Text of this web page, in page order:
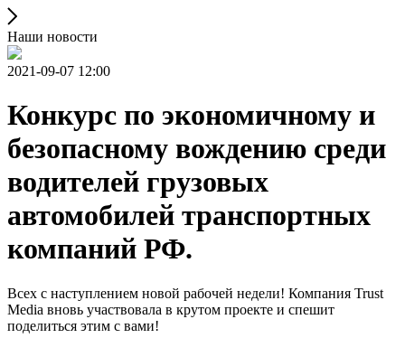
Наши новости
2021-09-07 12:00
Конкурс по экономичному и
безопасному вождению среди
водителей грузовых
автомобилей транспортных
компаний РФ.
Всех с наступлением новой рабочей недели! Компания Trust
Media вновь участвовала в крутом проекте и спешит
поделиться этим с вами!